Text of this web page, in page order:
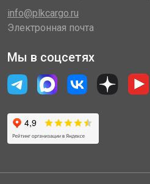
info@plkcargo.ru
Электронная почта
Мы в соцсетях